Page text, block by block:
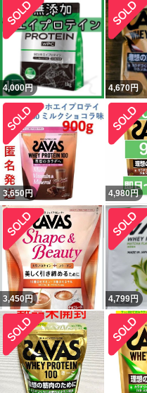
4,000円 4,670円
3,650円 4,980円
3,450円 4,799円